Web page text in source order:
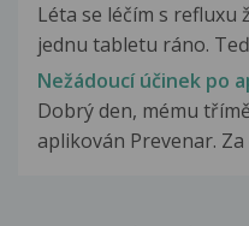
Léta se léčím s refluxu
jednu tabletu ráno. Teď
Nežádoucí účinek po
Dobrý den, mému
aplikován Prevenar. Za